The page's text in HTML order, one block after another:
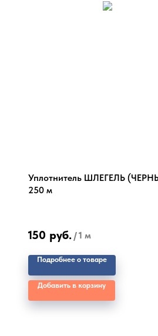
Уплотнитель ШЛЕГЕЛЬ
250 м
150 руб. /1 м
Подробнее о товаре
Добавить в корзину